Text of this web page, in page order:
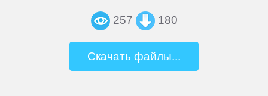
257 180
Скачать файлы...